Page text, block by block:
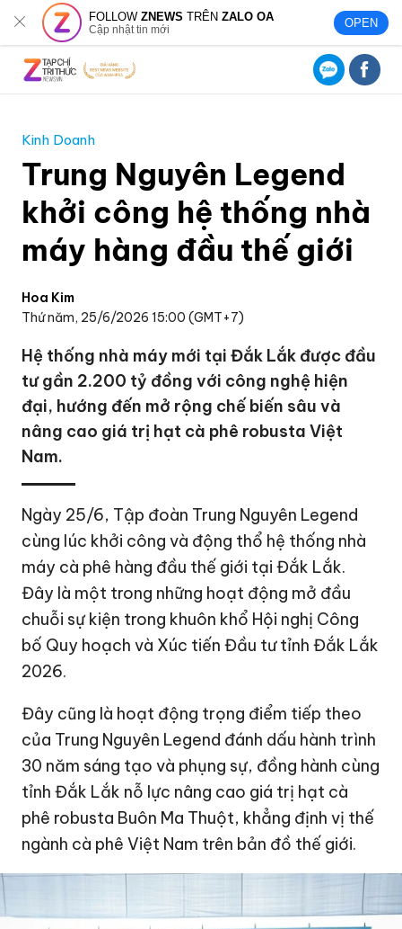
FOLLOWZNEWS TRÊNZALO OA
Cập nhật tin mới OPEN
Kinh Doanh
Trung Nguyên Legend
khởi công hệ thống nhà
máy hàng đầu thế giới
Hoa Kim
Thứ năm, 25/6/2026 15:00 (GMT+7)
Hệ thống nhà máy mới tại Đắk Lắk được đầu
tư gần 2.200 tỷ đồng với công nghệ hiện
đại, hướng đến mở rộng chế biến sâu và
nâng cao giá trị hạt cà phê robusta Việt
Nam.
Ngày 25/6, Tập đoàn Trung Nguyên Legend
cùng lúc khởi công và động thổ hệ thống nhà
máy cà phê hàng đầu thế giới tạiĐắk Lắk.
Đây là một trong những hoạt động mở đầu
chuỗi sự kiện trong khuôn khổ Hội nghị Công
bố Quy hoạch và Xúc tiến Đầu tư tỉnh Đắk Lắk
2026.
Đây cũng là hoạt động trọng điểm tiếp theo
của Trung Nguyên Legend đánh dấu hành trình
30 năm sáng tạo và phụng sự, đồng hành cùng
tỉnh Đắk Lắk nỗ lực nâng cao giá trị hạt cà
phê robusta Buôn Ma Thuột, khẳng định vị thế
ngành cà phê Việt Nam trên bản đồ thế giới.